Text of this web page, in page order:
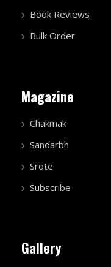
Book Reviews
Bulk Order
Magazine
Chakmak
Sandarbh
Srote
Subscribe
Gallery